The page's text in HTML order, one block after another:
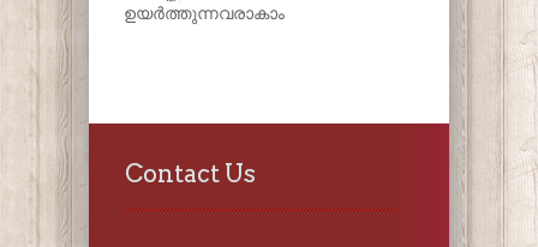
ഉയർത്തുന്നവരാകാം
Contact Us